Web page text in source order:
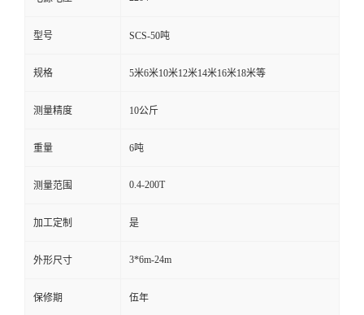
型号 SCS-50吨
规格 5米6米10米12米14米16米18米等
测量精度 10公斤
重量 6吨
测量范围 0.4-200T
加工定制 是
外形尺寸 3*6m-24m
保修期 伍年